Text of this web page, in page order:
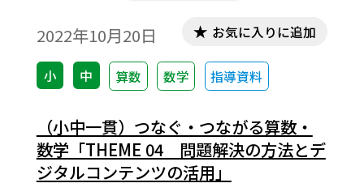
2022年10月20日
小 中 算数 数学 指導資料
お気に入りに追加
（小中一貫）つなぐ・つながる算数・
数学「THEME 04 問題解決の方法とデ
ジタルコンテンツの活用」